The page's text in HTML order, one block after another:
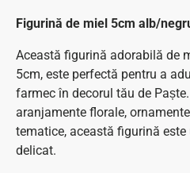
Figurină de miel 5cm alb/
Această figurină adorabilă de
5cm, este perfectă pentru a
farmec în decorul tău de
aranjamente florale,
tematice, această figurină
delicat.